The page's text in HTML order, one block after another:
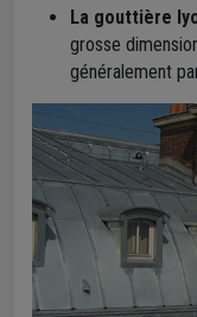
La gouttière
grosse
généralement